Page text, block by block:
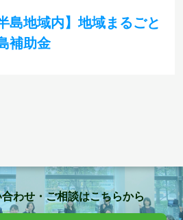
島地域内】地域まるごと
補助金
わせ・ご相談はこちらから